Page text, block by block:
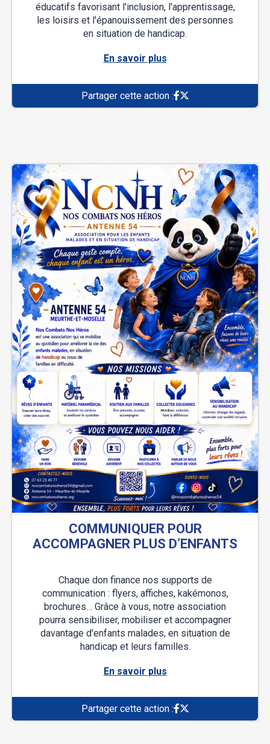
éducatifs favorisant l'inclusion, l'apprentissage,
les loisirs et l'épanouissement des personnes
en situation de handicap.
En savoir plus
Partager cette action :
COMMUNIQUER POUR
ACCOMPAGNER PLUS D’ENFANTS
Chaque don finance nos supports de
communication : flyers, affiches, kakémonos,
brochures… Grâce à vous, notre association
pourra sensibiliser, mobiliser et accompagner
davantage d'enfants malades, en situation de
handicap et leurs familles.
En savoir plus
Partager cette action :